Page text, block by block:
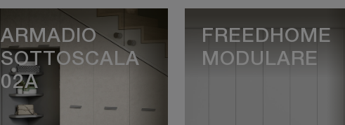
ARMADIO
SOTTOSCALA
02A
FREEDHOME
MODULARE